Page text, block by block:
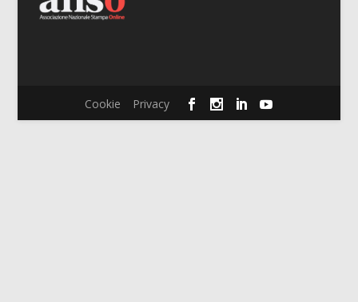
Cookie Privacy